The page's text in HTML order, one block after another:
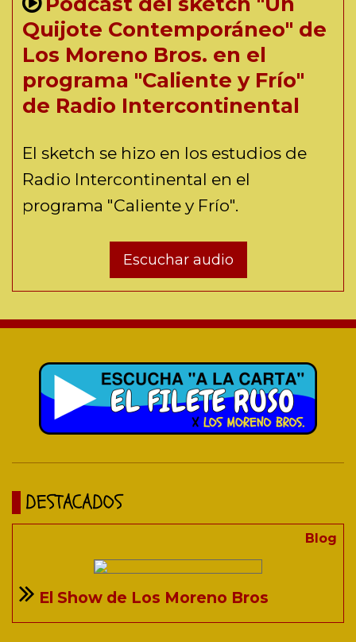
Quijote Contemporáneo" de
Los Moreno Bros. en el
programa "Caliente y Frío"
de Radio Intercontinental
El sketch se hizo en los estudios de
Radio Intercontinental en el
programa "Caliente y Frío".
Escuchar audio
DESTACADOS
Blog
El Show de Los Moreno Bros